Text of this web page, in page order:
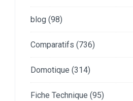
blog (98)
Comparatifs (736)
Domotique (314)
Fiche Technique (95)